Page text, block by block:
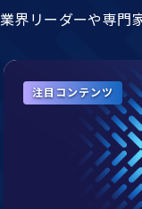
業界リーダーや専門
注目コンテンツ